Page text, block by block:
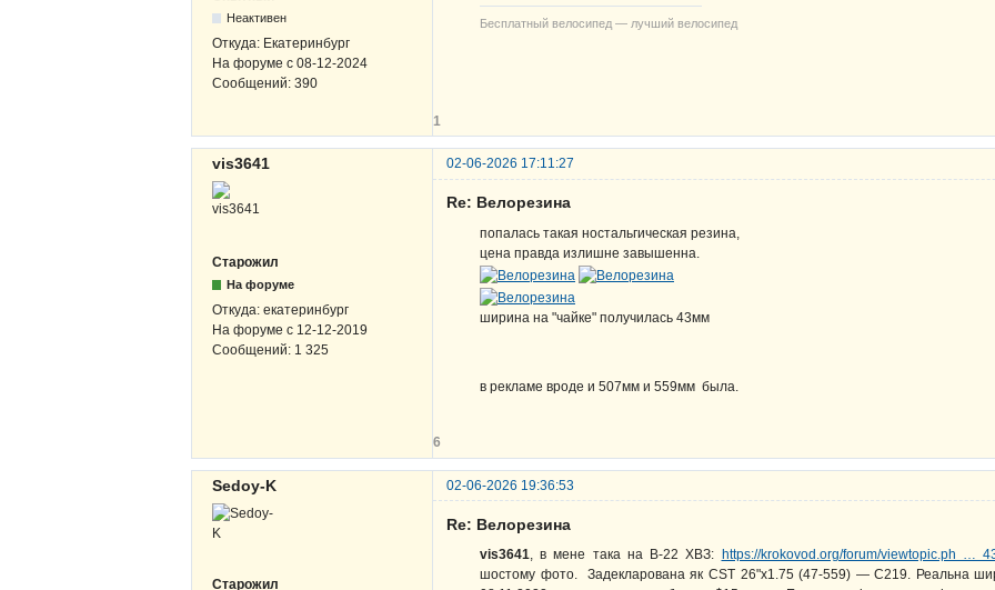
Неактивен
Откуда: Екатеринбург
На форуме с 08-12-2024
Сообщений: 390
Бесплатный велосипед — лучший велосипед
1
vis3641 02-06-2026 17:11:27
Старожил
На форуме
Откуда: екатеринбург
На форуме с 12-12-2019
Сообщений: 1 325
Re: Велорезина
попалась такая ностальгическая резина,
цена правда излишне завышенна.
ширина на "чайке" получилась 43мм
в рекламе вроде и 507мм и 559мм была.
6
Sedoy-K 02-06-2026 19:36:53
Старожил
Re: Велорезина
vis3641, в мене така на В-22 ХВЗ: https://krokovod.org/forum/viewtopic.ph …
шостому фото. Задекларована як CST 26"x1.75 (47-559) — C219. Реальна